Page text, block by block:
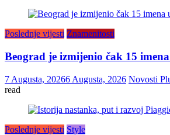
Poslednje vijesti Znamenitosti
Beograd je izmijenio čak 15
7 Augusta, 20266 Augusta, 2026 Novosti
read
Poslednje vijesti Style